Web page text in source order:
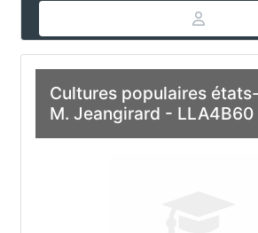
Cultures populaires
M. Jeangirard - LLA4B60